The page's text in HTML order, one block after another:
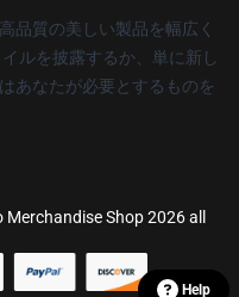
品質の美しい製品を幅広く
ルを披露するか、単に新し
あなたが必要とするものを
Shop 2026 all
Help